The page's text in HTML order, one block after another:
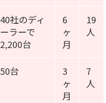
40社のディ
ーラーで
2,200台
6
ヶ
月
19
人
50台
3
ヶ
月
7
人